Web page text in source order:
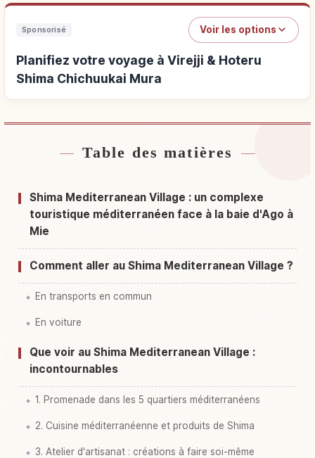
Sponsorisé Voir les options
Planifiez votre voyage à Virejji & Hoteru
Shima Chichuukai Mura
Hébergements près de Virejji & Hoteru Shima
Activités à Virejji & Hoteru Shima Chichuukai
Mura
↗
Table des matières
Shima Mediterranean Village : un complexe
touristique méditerranéen face à la baie d'Ago à
Mie
Comment aller au Shima Mediterranean Village ?
En transports en commun
En voiture
Que voir au Shima Mediterranean Village :
incontournables
1. Promenade dans les 5 quartiers méditerranéens
2. Cuisine méditerranéenne et produits de Shima
3. Atelier d'artisanat : créations à faire soi-même